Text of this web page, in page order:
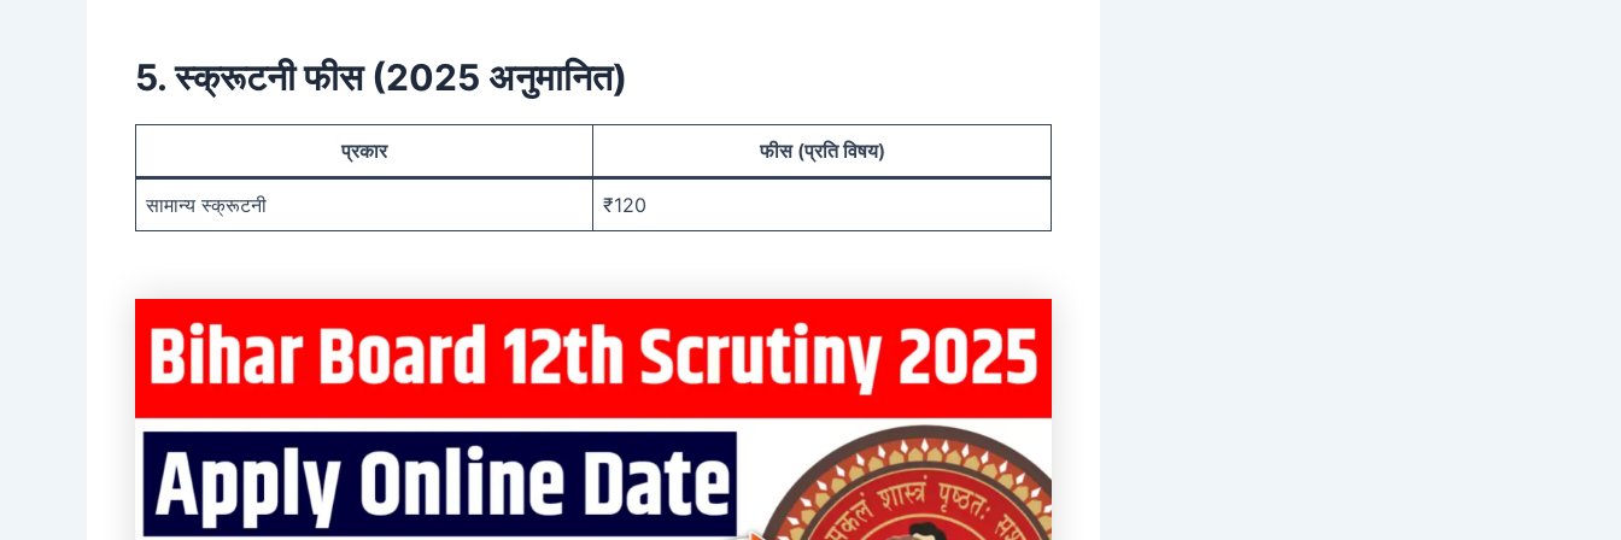
5. स्क्रूटनी फीस (2025 अनुमानित)
प्रकार फीस (प्रति विषय)
सामान्य स्क्रूटनी ₹120